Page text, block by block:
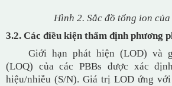
Hình 2. Sắc đồ tổng ion của
3.2. Các điều kiện thẩm định phương
Giới hạn phát hiện (LOD) và
(LOQ) của các PBBs được xác
hiệu/nhiễu (S/N). Giá trị LOD ứng